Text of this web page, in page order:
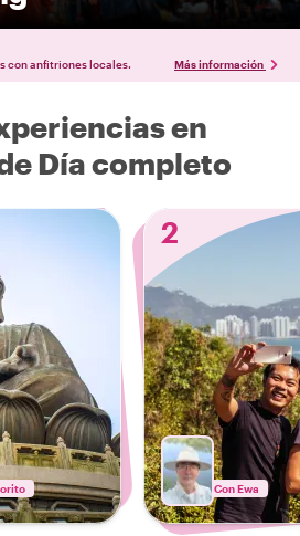
con anfitriones locales. Más información
en
Día completo
2
Con Ewa